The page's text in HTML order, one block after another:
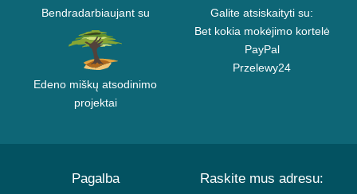
Bendradarbiaujant su
Edeno miškų atsodinimo
projektai
Galite atsiskaityti su:
Bet kokia mokėjimo kortelė
PayPal
Przelewy24
Pagalba Raskite mus adresu: